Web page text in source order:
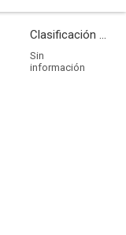
Clasificación por edades
Sin
información